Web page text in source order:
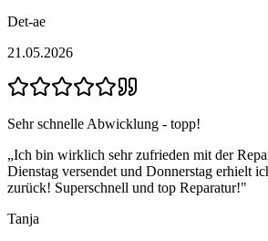
Det-ae
21.05.2026
Sehr schnelle Abwicklung - topp!
„Ich bin wirklich sehr zufrieden mit der
Dienstag versendet und Donnerstag erhielt
zurück! Superschnell und top Reparatur!"
Tanja